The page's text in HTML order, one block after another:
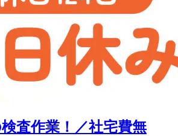
査作業！／社宅費無